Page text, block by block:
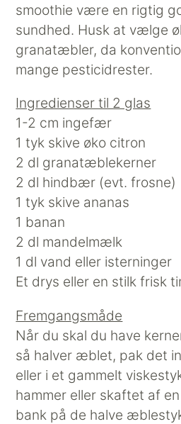
smoothie være en rigtig
sundhed. Husk at vælge
granatæbler, da
mange pesticidrester.
Ingredienser til 2 glas
1-2 cm ingefær
1 tyk skive øko citron
2 dl granatæblekerner
2 dl hindbær (evt. frosne)
1 tyk skive ananas
1 banan
2 dl mandelmælk
1 dl vand eller isterninger
Et drys eller en stilk frisk
Fremgangsmåde
Når du skal du have
så halver æblet, pak det
eller i et gammelt
hammer eller skaftet af
bank på de halve